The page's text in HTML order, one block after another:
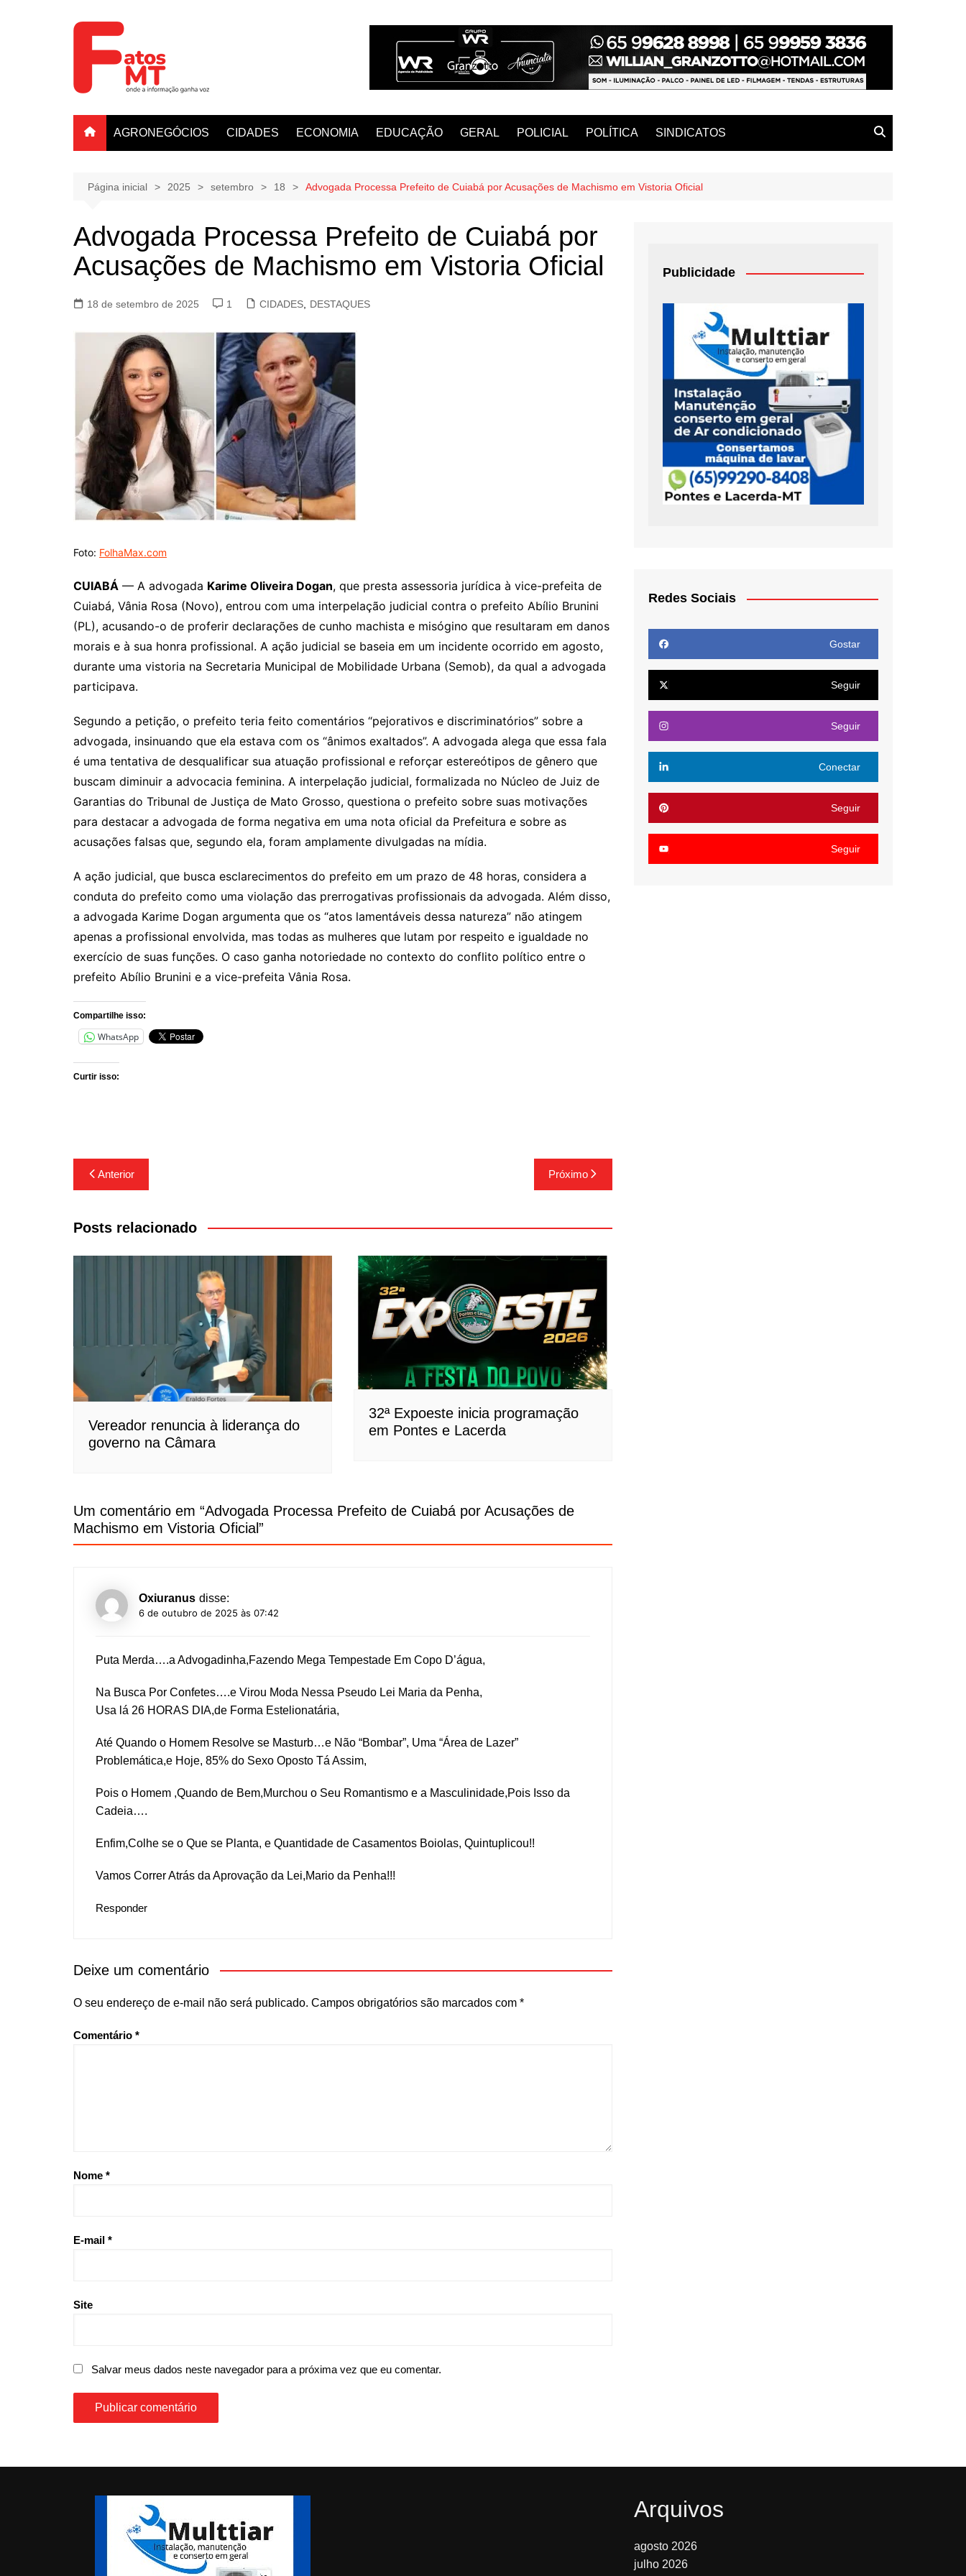
AGRONEGÓCIOS CIDADES ECONOMIA EDUCAÇÃO GERAL POLICIAL POLÍTICA SINDICATOS
Página inicial 2025 setembro 18 Advogada Processa Prefeito de Cuiabá por Acusações de Machismo em Vistoria Oficial
Advogada Processa Prefeito de Cuiabá por
Acusações de Machismo em Vistoria Oficial
18 de setembro de 2025 1 CIDADES DESTAQUES
Foto: FolhaMax.com
CUIABÁ — A advogada Karime Oliveira Dogan, que presta assessoria jurídica à vice-prefeita de
Cuiabá, Vânia Rosa (Novo), entrou com uma interpelação judicial contra o prefeito Abílio Brunini
(PL), acusando-o de proferir declarações de cunho machista e misógino que resultaram em danos
morais e à sua honra profissional. A ação judicial se baseia em um incidente ocorrido em agosto,
durante uma vistoria na Secretaria Municipal de Mobilidade Urbana (Semob), da qual a advogada
participava.
Segundo a petição, o prefeito teria feito comentários “pejorativos e discriminatórios” sobre a
advogada, insinuando que ela estava com os “ânimos exaltados”. A advogada alega que essa fala
é uma tentativa de desqualificar sua atuação profissional e reforçar estereótipos de gênero que
buscam diminuir a advocacia feminina. A interpelação judicial, formalizada no Núcleo de Juiz de
Garantias do Tribunal de Justiça de Mato Grosso, questiona o prefeito sobre suas motivações
para destacar a advogada de forma negativa em uma nota oficial da Prefeitura e sobre as
acusações falsas que, segundo ela, foram amplamente divulgadas na mídia.
A ação judicial, que busca esclarecimentos do prefeito em um prazo de 48 horas, considera a
conduta do prefeito como uma violação das prerrogativas profissionais da advogada. Além disso,
a advogada Karime Dogan argumenta que os “atos lamentáveis dessa natureza” não atingem
apenas a profissional envolvida, mas todas as mulheres que lutam por respeito e igualdade no
exercício de suas funções. O caso ganha notoriedade no contexto do conflito político entre o
prefeito Abílio Brunini e a vice-prefeita Vânia Rosa.
Compartilhe isso:
WhatsApp
Curtir isso:
Navegação
de
Post
Anterior Próximo
Posts relacionado
Vereador renuncia à liderança do
governo na Câmara
32ª Expoeste inicia programação
em Pontes e Lacerda
Um comentário em “Advogada Processa Prefeito de Cuiabá por Acusações de
Machismo em Vistoria Oficial”
Oxiuranus disse:
6 de outubro de 2025 às 07:42
Puta Merda….a Advogadinha,Fazendo Mega Tempestade Em Copo D’água,
Na Busca Por Confetes….e Virou Moda Nessa Pseudo Lei Maria da Penha,
Usa lá 26 HORAS DIA,de Forma Estelionatária,
Até Quando o Homem Resolve se Masturb…e Não “Bombar”, Uma “Área de Lazer”
Problemática,e Hoje, 85% do Sexo Oposto Tá Assim,
Pois o Homem ,Quando de Bem,Murchou o Seu Romantismo e a Masculinidade,Pois Isso da
Cadeia….
Enfim,Colhe se o Que se Planta, e Quantidade de Casamentos Boiolas, Quintuplicou!!
Vamos Correr Atrás da Aprovação da Lei,Mario da Penha!!!
Responder
Deixe um comentário
O seu endereço de e-mail não será publicado. Campos obrigatórios são marcados com *
Comentário *
Nome *
E-mail *
Site
Salvar meus dados neste navegador para a próxima vez que eu comentar.
Publicidade
Redes Sociais
Gostar
Seguir
Seguir
Conectar
Seguir
Seguir
Arquivos
agosto 2026
julho 2026